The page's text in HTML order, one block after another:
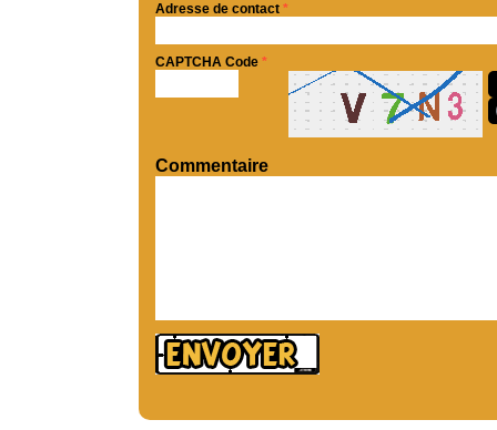
Adresse de contact *
CAPTCHA Code *
Commentaire